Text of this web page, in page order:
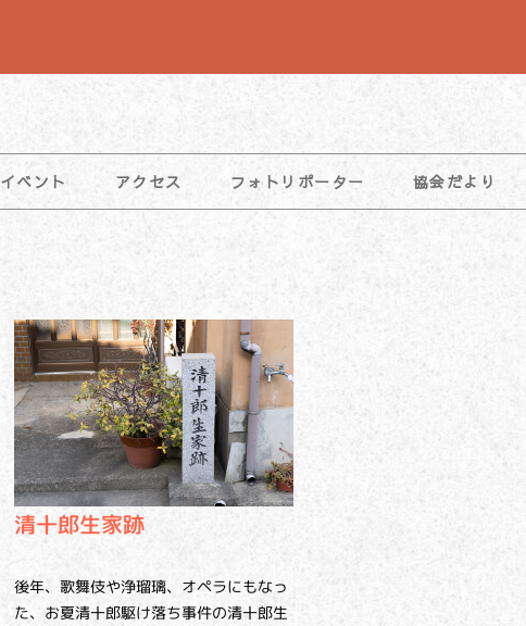
イベント アクセス フォトリポーター 協会だより
清十郎生家跡
後年、歌舞伎や浄瑠璃、オペラにもなっ
た、お夏清十郎駆け落ち事件の清十郎生